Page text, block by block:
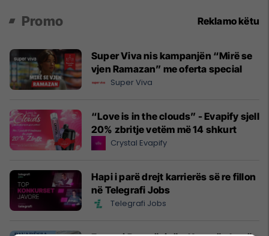
Promo Reklamo këtu
Super Viva nis kampanjën “Mirë se
vjen Ramazan” me oferta special
Super Viva
“Love is in the clouds” - Evapify sjell
20% zbritje vetëm më 14 shkurt
Crystal Evapify
Hapi i parë drejt karrierës së re fillon
në Telegrafi Jobs
Telegrafi Jobs